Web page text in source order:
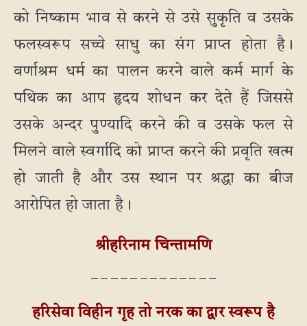
को निष्काम भाव से करने से उसे सुकृति व उसके
फलस्वरूप सच्चे साधु का संग प्राप्त होता है।
वर्णाश्रम धर्म का पालन करने वाले कर्म मार्ग के
पथिक का आप हृदय शोधन कर देते हैं जिससे
उसके अन्दर पुण्यादि करने की व उसके फल से
मिलने वाले स्वर्गादि को प्राप्त करने की प्रवृति खत्म
हो जाती है और उस स्थान पर श्रद्धा का बीज
आरोपित हो जाता है।
श्रीहरिनाम चिन्तामणि
हरिसेवा विहीन गृह तो नरक का द्वार स्वरूप है